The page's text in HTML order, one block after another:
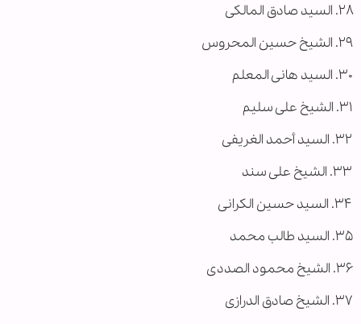
۲۸. السید صادق المالکی
۲۹. الشیخ حسین المحروس
۳۰. السید هانی المعلم
۳۱. الشیخ علی سلیم
۳۲. السید أحمد الغریفی
۳۳. الشیخ علی سند
۳۴. السید حسین الکرانی
۳۵. السید طالب محمد
۳۶. الشیخ محمود الصددی
۳۷. الشیخ صادق الدرازی